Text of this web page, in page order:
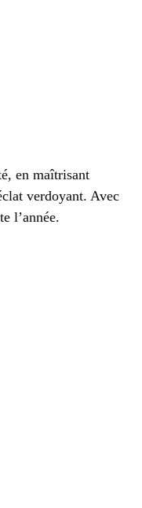
en maîtrisant
verdoyant. Avec
l’année.